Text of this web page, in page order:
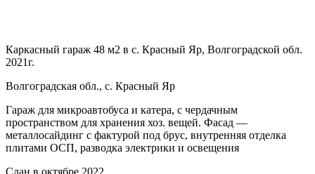
Каркасный гараж 48 м2 в с. Красный Яр, Волгоградской обл.
2021г.
Волгоградская обл., с. Красный Яр
Гараж для микроавтобуса и катера, с чердачным
пространством для хранения хоз. вещей. Фасад —
металлосайдинг с фактурой под брус, внутренняя отделка
плитами ОСП, разводка электрики и освещения
Сдан в октябре 2022